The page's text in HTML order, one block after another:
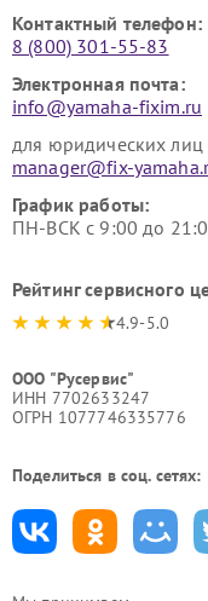
Контактный телефон:
8 (800) 301-55-83
Электронная почта:
info@yamaha-fixim.ru
для юридических лиц
manager@fix-
График работы:
ПН-ВСК с 9:00 до
Рейтинг сервисного
4.9-5.0
ООО "Русервис"
ИНН 7702633247
ОГРН 1077746335776
Поделиться в соц. сетях: